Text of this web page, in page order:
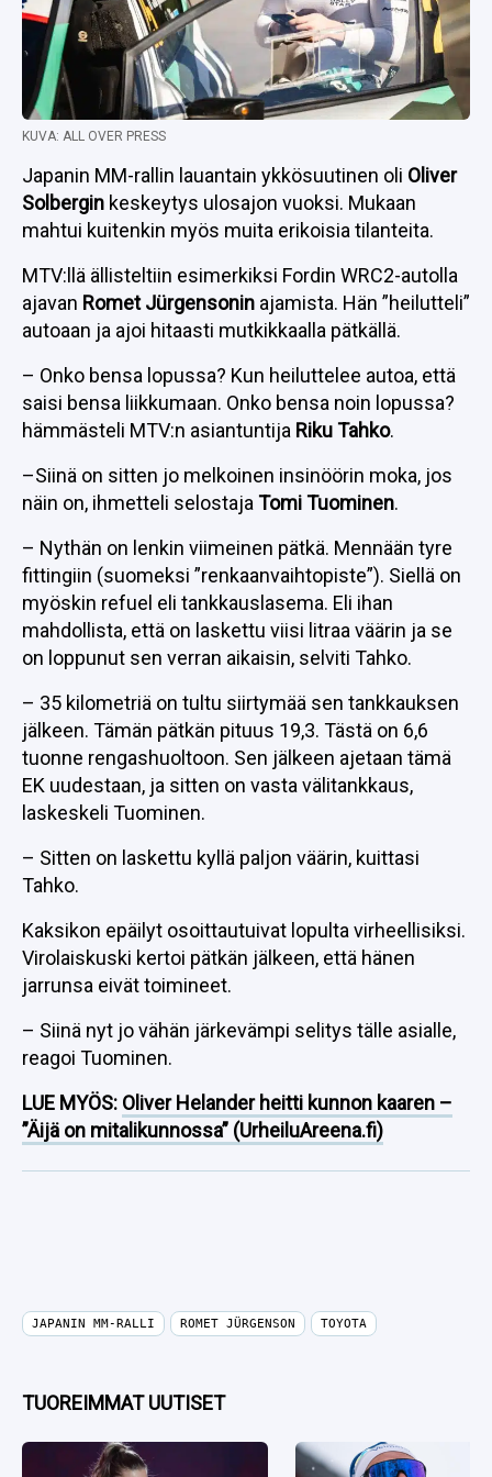
KUVA: ALL OVER PRESS
Japanin MM-rallin lauantain ykkösuutinen oli Oliver
Solbergin keskeytys ulosajon vuoksi. Mukaan
mahtui kuitenkin myös muita erikoisia tilanteita.
MTV:llä ällisteltiin esimerkiksi Fordin WRC2-autolla
ajavan Romet Jürgensonin ajamista. Hän ”heilutteli”
autoaan ja ajoi hitaasti mutkikkaalla pätkällä.
– Onko bensa lopussa? Kun heiluttelee autoa, että
saisi bensa liikkumaan. Onko bensa noin lopussa?
hämmästeli MTV:n asiantuntija Riku Tahko.
–Siinä on sitten jo melkoinen insinöörin moka, jos
näin on, ihmetteli selostaja Tomi Tuominen.
– Nythän on lenkin viimeinen pätkä. Mennään tyre
fittingiin (suomeksi ”renkaanvaihtopiste”). Siellä on
myöskin refuel eli tankkauslasema. Eli ihan
mahdollista, että on laskettu viisi litraa väärin ja se
on loppunut sen verran aikaisin, selviti Tahko.
– 35 kilometriä on tultu siirtymää sen tankkauksen
jälkeen. Tämän pätkän pituus 19,3. Tästä on 6,6
tuonne rengashuoltoon. Sen jälkeen ajetaan tämä
EK uudestaan, ja sitten on vasta välitankkaus,
laskeskeli Tuominen.
– Sitten on laskettu kyllä paljon väärin, kuittasi
Tahko.
Kaksikon epäilyt osoittautuivat lopulta virheellisiksi.
Virolaiskuski kertoi pätkän jälkeen, että hänen
jarrunsa eivät toimineet.
– Siinä nyt jo vähän järkevämpi selitys tälle asialle,
reagoi Tuominen.
LUE MYÖS: Oliver Helander heitti kunnon kaaren –
”Äijä on mitalikunnossa” (UrheiluAreena.fi)
JAPANIN MM-RALLI ROMET JÜRGENSON TOYOTA
TUOREIMMAT UUTISET